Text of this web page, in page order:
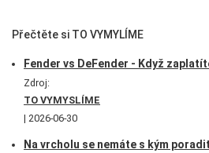
Přečtěte si TO VYMYLÍME
Fender vs DeFender - Když
Zdroj:
TO VYMYSLÍME
2026-06-30
Na vrcholu se nemáte s kým poradit